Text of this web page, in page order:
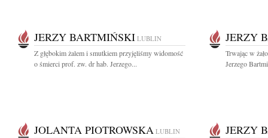
JERZY BARTMIŃSKI LUBLIN
Z głębokim żalem i smutkiem przyjęliśmy widomość
o śmierci prof. zw. dr hab. Jerzego...
JERZY
Trwając w
Jerzego
JOLANTA PIOTROWSKA LUBLIN JERZY